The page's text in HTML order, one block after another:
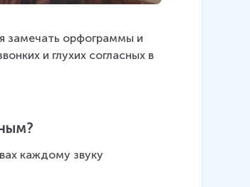
замечать орфограммы и
и глухих согласных в
каждому звуку